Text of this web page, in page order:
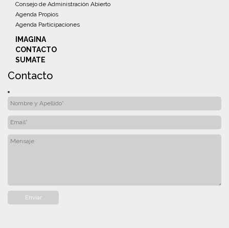
Consejo de Administración Abierto
Agenda Propios
Agenda Participaciones
IMAGINA
CONTACTO
SUMATE
Contacto